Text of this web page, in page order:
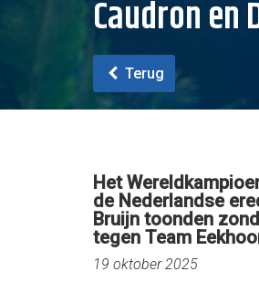
Caudron
Terug
Het
de Nederlandse
Bruijn toonden
tegen Team
19 oktober 2025